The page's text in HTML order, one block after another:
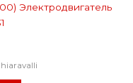
Электродвигатель